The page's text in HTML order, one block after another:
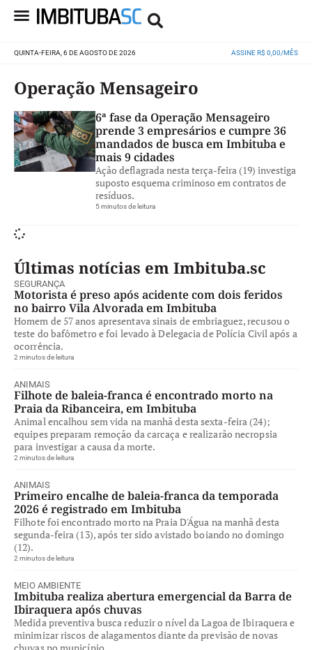
QUINTA-FEIRA, 6 DE AGOSTO DE 2026 ASSINE R$ 0,00/MÊS
Operação Mensageiro
6ª fase da Operação Mensageiro
prende 3 empresários e cumpre 36
mandados de busca em Imbituba e
mais 9 cidades
Ação deflagrada nesta terça-feira (19) investiga
suposto esquema criminoso em contratos de
resíduos.
5 minutos de leitura
Últimas notícias em Imbituba.sc
SEGURANÇA
Motorista é preso após acidente com dois feridos
no bairro Vila Alvorada em Imbituba
Homem de 57 anos apresentava sinais de embriaguez, recusou o
teste do bafômetro e foi levado à Delegacia de Polícia Civil após a
ocorrência.
2 minutos de leitura
ANIMAIS
Filhote de baleia-franca é encontrado morto na
Praia da Ribanceira, em Imbituba
Animal encalhou sem vida na manhã desta sexta-feira (24);
equipes preparam remoção da carcaça e realizarão necropsia
para investigar a causa da morte.
2 minutos de leitura
ANIMAIS
Primeiro encalhe de baleia-franca da temporada
2026 é registrado em Imbituba
Filhote foi encontrado morto na Praia D'Água na manhã desta
segunda-feira (13), após ter sido avistado boiando no domingo
(12).
2 minutos de leitura
MEIO AMBIENTE
Imbituba realiza abertura emergencial da Barra de
Ibiraquera após chuvas
Medida preventiva busca reduzir o nível da Lagoa de Ibiraquera e
minimizar riscos de alagamentos diante da previsão de novas